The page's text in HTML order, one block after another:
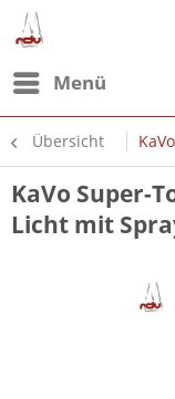
Menü
Übersicht KaVo
KaVo Super-
Licht mit